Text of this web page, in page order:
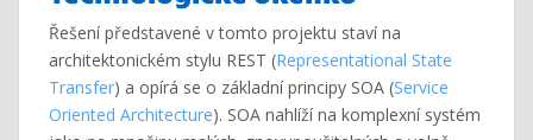
Řešení představené v tomto projektu staví na
architektonickém stylu REST (Representational State
Transfer) a opírá se o základní principy SOA (Service
Oriented Architecture). SOA nahlíží na komplexní systém